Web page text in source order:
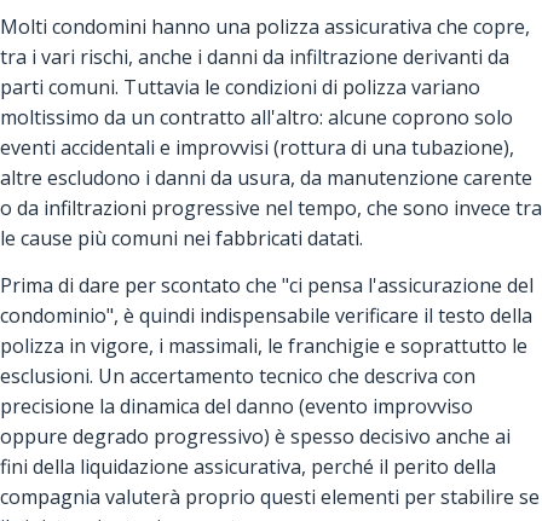
Molti condomini hanno una polizza assicurativa che copre,
tra i vari rischi, anche i danni da infiltrazione derivanti da
parti comuni. Tuttavia le condizioni di polizza variano
moltissimo da un contratto all'altro: alcune coprono solo
eventi accidentali e improvvisi (rottura di una tubazione),
altre escludono i danni da usura, da manutenzione carente
o da infiltrazioni progressive nel tempo, che sono invece tra
le cause più comuni nei fabbricati datati.
Prima di dare per scontato che "ci pensa l'assicurazione del
condominio", è quindi indispensabile verificare il testo della
polizza in vigore, i massimali, le franchigie e soprattutto le
esclusioni. Un accertamento tecnico che descriva con
precisione la dinamica del danno (evento improvviso
oppure degrado progressivo) è spesso decisivo anche ai
fini della liquidazione assicurativa, perché il perito della
compagnia valuterà proprio questi elementi per stabilire se